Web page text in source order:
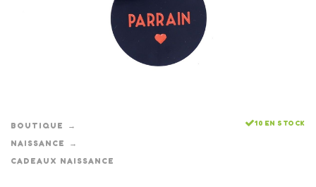
BOUTIQUE
NAISSANCE
CADEAUX NAISSANCE
10 EN STOCK